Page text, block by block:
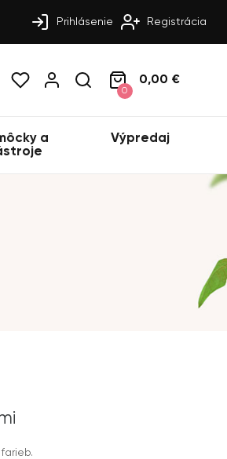
Prihlásenie Registrácia
0
0,00 €
a
Výpredaj